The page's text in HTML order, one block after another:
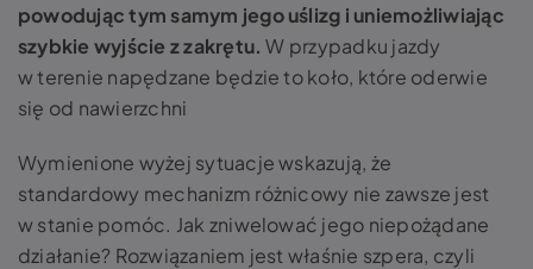
powodując tym samym jego uślizg i uniemożliwiając
szybkie wyjście z zakrętu. W przypadku jazdy
w terenie napędzane będzie to koło, które oderwie
się od nawierzchni
Wymienione wyżej sytuacje wskazują, że
standardowy mechanizm różnicowy nie zawsze jest
w stanie pomóc. Jak zniwelować jego niepożądane
działanie? Rozwiązaniem jest właśnie szpera, czyli